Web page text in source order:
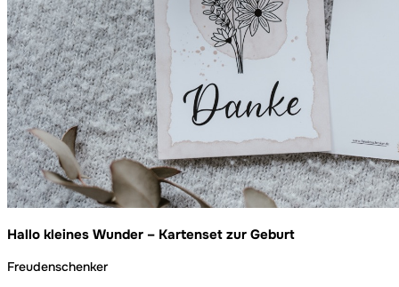
Hallo kleines Wunder – Kartenset zur Geburt
Freudenschenker